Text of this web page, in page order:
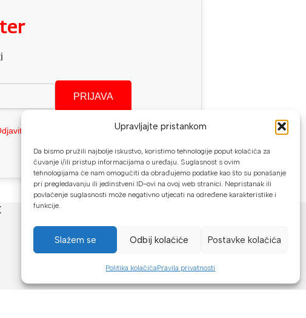
Upravljajte pristankom
Da bismo pružili najbolje iskustvo, koristimo tehnologije poput kolačića za
čuvanje i/ili pristup informacijama o uređaju. Suglasnost s ovim
tehnologijama će nam omogućiti da obrađujemo podatke kao što su ponašanje
pri pregledavanju ili jedinstveni ID-ovi na ovoj web stranici. Nepristanak ili
povlačenje suglasnosti može negativno utjecati na određene karakteristike i
funkcije.
Slažem se Odbij kolaćiće Postavke kolačića
Politika kolačićaPravila privatnosti
PRIJAVA
se?
U našoj web trgovini možete platiti:
Kreditnim karticama jednokratno ili do